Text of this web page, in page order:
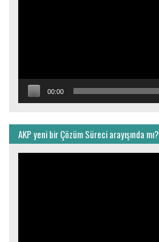
00:00
AKP yeni bir Çözüm Süreci arayışında mı?